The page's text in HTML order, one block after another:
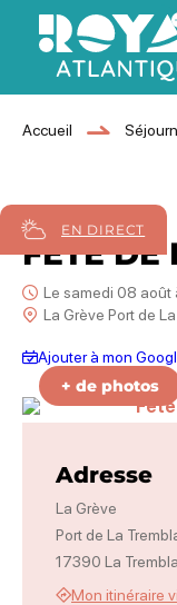
Royan Atlantique
Accueil
EN DIRECT
08 août 2026
FÊTE DE
Le samedi 08 août
La Grève Port de
Ajouter à mon
+ de photos
coquille filante – Fête de la
pas Mémé – Fête de la
and Strass – Fête de la
Adresse
La Grève
Port de La
17390 La
Mon itinéraire